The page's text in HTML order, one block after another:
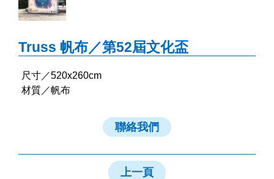
Truss 帆布／第52屆文化盃
尺寸／520x260cm
材質／帆布
聯絡我們
上一頁